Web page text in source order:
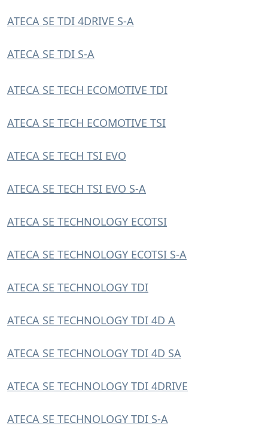
ATECA SE TDI 4DRIVE S-A
ATECA SE TDI S-A
ATECA SE TECH ECOMOTIVE TDI
ATECA SE TECH ECOMOTIVE TSI
ATECA SE TECH TSI EVO
ATECA SE TECH TSI EVO S-A
ATECA SE TECHNOLOGY ECOTSI
ATECA SE TECHNOLOGY ECOTSI S-A
ATECA SE TECHNOLOGY TDI
ATECA SE TECHNOLOGY TDI 4D A
ATECA SE TECHNOLOGY TDI 4D SA
ATECA SE TECHNOLOGY TDI 4DRIVE
ATECA SE TECHNOLOGY TDI S-A